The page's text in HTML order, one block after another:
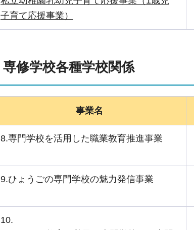
子育て応援事業）
専修学校各種学校関係
事業名
8.専門学校を活用した職業教育推進事業
9.ひょうごの専門学校の魅力発信事業
10.